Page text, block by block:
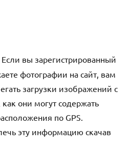
Если вы зарегистрированный
фотографии на сайт, вам
загрузки изображений с
они могут содержать
по GPS.
эту информацию скачав